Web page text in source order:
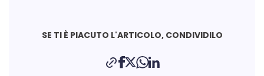
SE TI È PIACUTO L'ARTICOLO, CONDIVIDILO